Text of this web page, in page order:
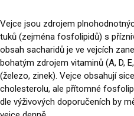
Vejce jsou zdrojem
tuků (zejména fosfolipidů) s
obsah sacharidů je ve vejcích
bohatým zdrojem vitaminů (A, D,
(železo, zinek). Vejce obsahují
cholesterolu, ale přítomné
dle výživových doporučeních by